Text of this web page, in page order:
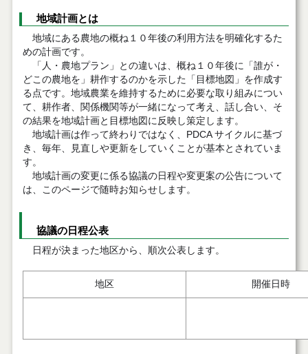
地域計画とは
地域にある農地の概ね１０年後の利用方法を明確化するた
めの計画です。
「人・農地プラン」との違いは、概ね１０年後に「誰が・
どこの農地を」耕作するのかを示した「目標地図」を作成す
る点です。地域農業を維持するために必要な取り組みについ
て、耕作者、関係機関等が一緒になって考え、話し合い、そ
の結果を地域計画と目標地図に反映し策定します。
地域計画は作って終わりではなく、PDCA サイクルに基づ
き、毎年、見直しや更新をしていくことが基本とされていま
す。
地域計画の変更に係る協議の日程や変更案の公告について
は、このページで随時お知らせします。
協議の日程公表
日程が決まった地区から、順次公表します。
地区 開催日時